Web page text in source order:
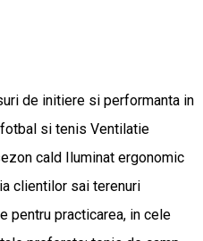
de initiere si performanta in
si tenis Ventilatie
cald Iluminat ergonomic
clientilor sai terenuri
pentru practicarea, in cele